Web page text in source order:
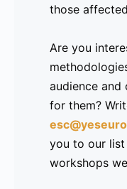
those
Are you
audience
for them?
you to our
workshops
-
-
-
-
-
Comunicado
octubre